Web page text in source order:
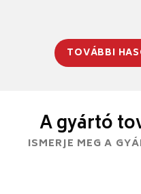
TOVÁBBI
A gyártó
ISMERJE MEG A